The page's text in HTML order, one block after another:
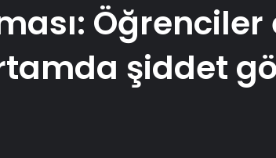
Öğrenciler
şiddet